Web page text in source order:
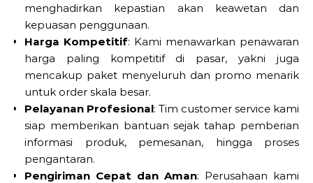
menghadirkan kepastian akan keawetan dan
kepuasan penggunaan.
Harga Kompetitif: Kami menawarkan penawaran
harga paling kompetitif di pasar, yakni juga
mencakup paket menyeluruh dan promo menarik
untuk order skala besar.
Pelayanan Profesional: Tim customer service kami
siap memberikan bantuan sejak tahap pemberian
informasi produk, pemesanan, hingga proses
pengantaran.
Pengiriman Cepat dan Aman: Perusahaan kami